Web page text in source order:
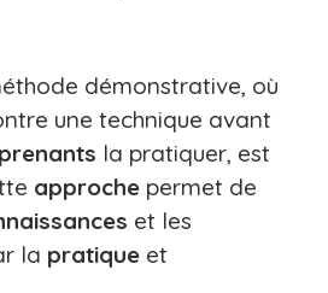
démonstrative, où
une technique avant
la pratiquer, est
approche permet de
et les
la pratique et